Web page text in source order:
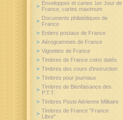
Enveloppes et cartes 1er Jour de
France, cartes maximum
Documents philatéliques de
France
Entiers postaux de France
Aérogrammes de France
Vignettes de France
Timbres de France coins datés
Timbres des cours d'instruction
Timbres pour journaux
Timbres de Bienfaisance des
P.T.T.
Timbres Poste Aérienne Militaire
Timbres de France "France
Libre"